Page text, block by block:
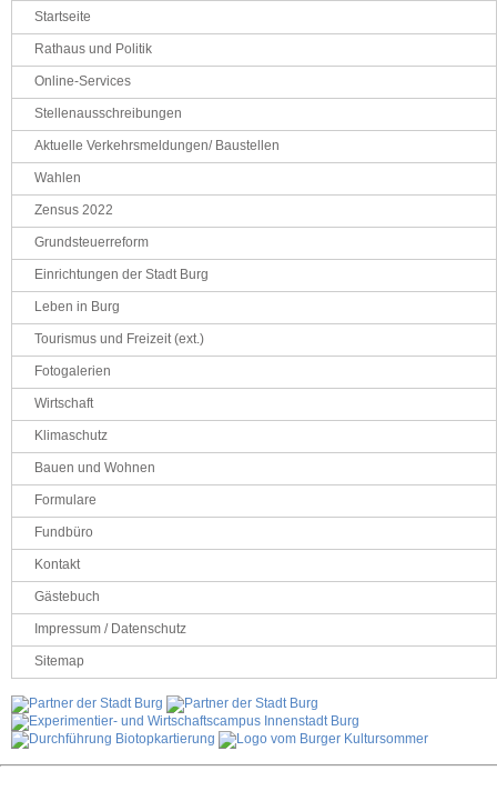
Navigation
überspringen
Startseite
Rathaus und Politik
Online-Services
Stellenausschreibungen
Aktuelle Verkehrsmeldungen/ Baustellen
Wahlen
Zensus 2022
Grundsteuerreform
Einrichtungen der Stadt Burg
Leben in Burg
Tourismus und Freizeit (ext.)
Fotogalerien
Wirtschaft
Klimaschutz
Bauen und Wohnen
Formulare
Fundbüro
Kontakt
Gästebuch
Impressum / Datenschutz
Sitemap